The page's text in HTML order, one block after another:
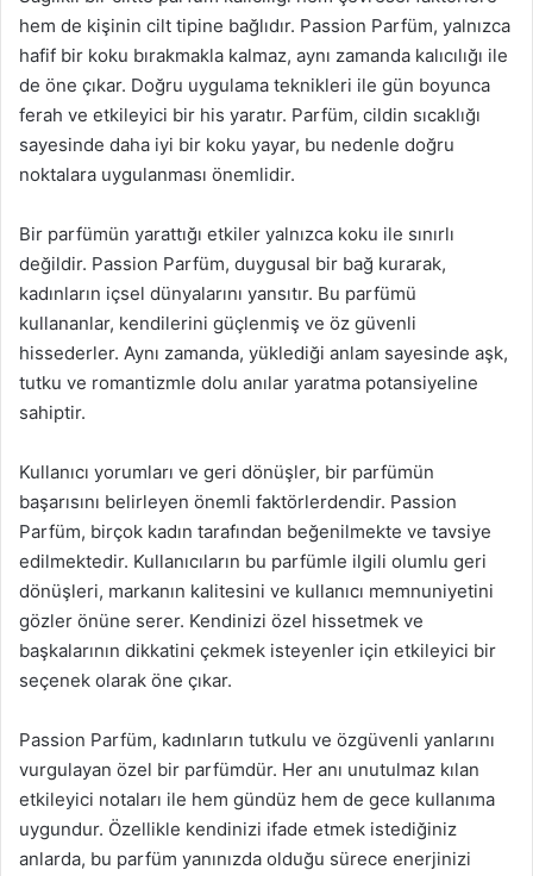
hem de kişinin cilt tipine bağlıdır. Passion Parfüm, yalnızca
hafif bir koku bırakmakla kalmaz, aynı zamanda kalıcılığı ile
de öne çıkar. Doğru uygulama teknikleri ile gün boyunca
ferah ve etkileyici bir his yaratır. Parfüm, cildin sıcaklığı
sayesinde daha iyi bir koku yayar, bu nedenle doğru
noktalara uygulanması önemlidir.
Bir parfümün yarattığı etkiler yalnızca koku ile sınırlı
değildir. Passion Parfüm, duygusal bir bağ kurarak,
kadınların içsel dünyalarını yansıtır. Bu parfümü
kullananlar, kendilerini güçlenmiş ve öz güvenli
hissederler. Aynı zamanda, yüklediği anlam sayesinde aşk,
tutku ve romantizmle dolu anılar yaratma potansiyeline
sahiptir.
Kullanıcı yorumları ve geri dönüşler, bir parfümün
başarısını belirleyen önemli faktörlerdendir. Passion
Parfüm, birçok kadın tarafından beğenilmekte ve tavsiye
edilmektedir. Kullanıcıların bu parfümle ilgili olumlu geri
dönüşleri, markanın kalitesini ve kullanıcı memnuniyetini
gözler önüne serer. Kendinizi özel hissetmek ve
başkalarının dikkatini çekmek isteyenler için etkileyici bir
seçenek olarak öne çıkar.
Passion Parfüm, kadınların tutkulu ve özgüvenli yanlarını
vurgulayan özel bir parfümdür. Her anı unutulmaz kılan
etkileyici notaları ile hem gündüz hem de gece kullanıma
uygundur. Özellikle kendinizi ifade etmek istediğiniz
anlarda, bu parfüm yanınızda olduğu sürece enerjinizi